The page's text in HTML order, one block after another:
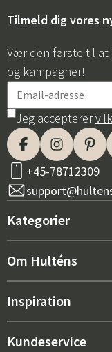
Tilmeld dig vores
Vær den første til
og kampagner!
Jeg accepterer
+45-78712309
Kategorier
Nyt hos os
Indretning
Om Hulténs
Om Hulténs
Inspiration
Bestsellere
Kundeservice